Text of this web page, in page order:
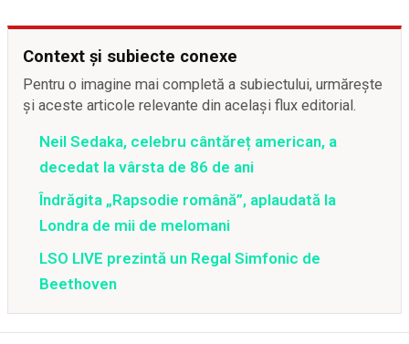
Context și subiecte conexe
Pentru o imagine mai completă a subiectului, urmărește
și aceste articole relevante din același flux editorial.
Neil Sedaka, celebru cântăreț american, a
decedat la vârsta de 86 de ani
Îndrăgita „Rapsodie română”, aplaudată la
Londra de mii de melomani
LSO LIVE prezintă un Regal Simfonic de
Beethoven